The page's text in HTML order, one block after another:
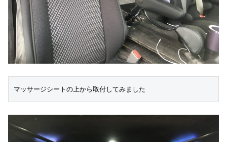
マッサージシートの上から取付してみました